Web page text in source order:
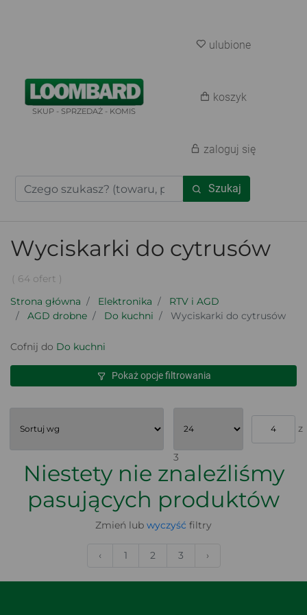
SKUP - SPRZEDAŻ - KOMIS
Szukaj
ulubione
koszyk
zaloguj się
Wyciskarki do cytrusów
( 64 ofert )
Strona główna
Elektronika
RTV i AGD
AGD drobne
Do kuchni Wyciskarki do cytrusów
Cofnij do Do kuchni
Pokaż opcje filtrowania
z
3
Niestety nie znaleźliśmy
pasujących produktów
Zmień lub wyczyść filtry
‹ 1 2 3 ›